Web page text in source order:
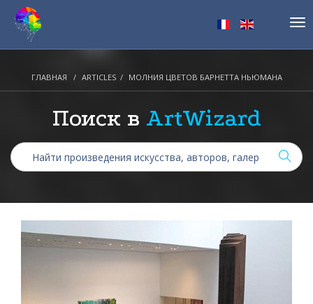
ГЛАВНАЯ ARTICLES МОЛНИЯ ЦВЕТОВ БАРНЕТТА НЬЮМАНА
Поиск в ArtWizard